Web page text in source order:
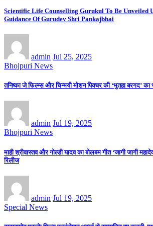
Scientific Life Counselling Gurukul To Be Unveiled
Guidance Of Gurudev Shri Pankajbhai
admin Jul 25, 2025
Bhojpuri News
तनिष्का जे फिल्म्स और चिन्मयी मोशन पिक्चर की ‘भुतहा बरगद’
admin Jul 19, 2025
Bhojpuri News
माही श्रीवास्तव और गोल्डी यादव का बोलबम गीत ‘जागी जागी
रिलीज
admin Jul 19, 2025
Special News